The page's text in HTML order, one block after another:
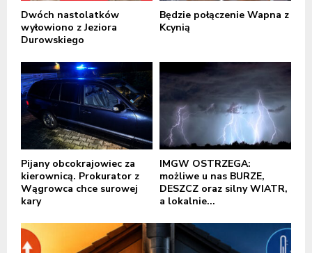
Dwóch nastolatków
wyłowiono z Jeziora
Durowskiego
Będzie połączenie Wapna z
Kcynią
Pijany obcokrajowiec za
kierownicą. Prokurator z
Wągrowca chce surowej
kary
IMGW OSTRZEGA:
możliwe u nas BURZE,
DESZCZ oraz silny WIATR,
a lokalnie...